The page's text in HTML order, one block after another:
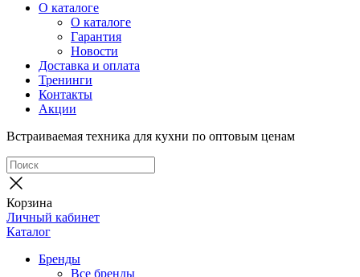
О каталоге
О каталоге
Гарантия
Новости
Доставка и оплата
Тренинги
Контакты
Акции
Встраиваемая техника для кухни по оптовым ценам
Корзина
Личный кабинет
Каталог
Бренды
Все бренды